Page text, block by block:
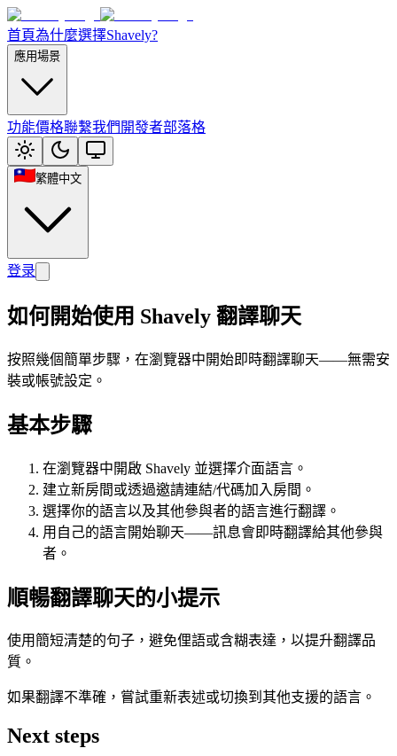
首頁為什麼選擇Shavely?
應用場景
功能價格聯繫我們 開發者部落格
繁體中文
登录
如何開始使用 Shavely 翻譯聊天
按照幾個簡單步驟，在瀏覽器中開始即時翻譯聊天——無需安
裝或帳號設定。
基本步驟
在瀏覽器中開啟 Shavely 並選擇介面語言。
建立新房間或透過邀請連結/代碼加入房間。
選擇你的語言以及其他參與者的語言進行翻譯。
用自己的語言開始聊天——訊息會即時翻譯給其他參與
者。
順暢翻譯聊天的小提示
使用簡短清楚的句子，避免俚語或含糊表達，以提升翻譯品
質。
如果翻譯不準確，嘗試重新表述或切換到其他支援的語言。
Next steps